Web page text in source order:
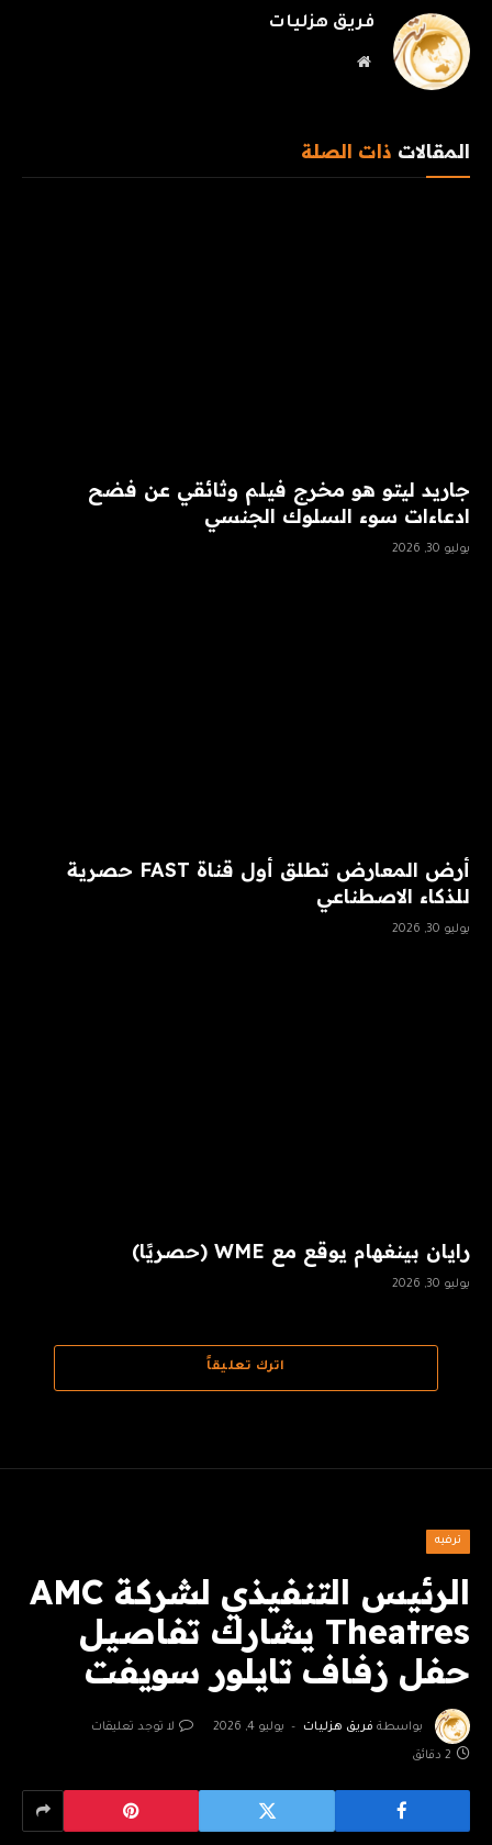
فريق هزليات
موقع
المقالات ذات الصلة
جاريد ليتو هو مخرج فيلم وثائقي عن فضح
ادعاءات سوء السلوك الجنسي
يوليو 30, 2026
أرض المعارض تطلق أول قناة FAST حصرية
للذكاء الاصطناعي
يوليو 30, 2026
رايان بينغهام يوقع مع WME (حصريًا)
يوليو 30, 2026
اترك تعليقاً
ترفيه
الرئيس التنفيذي لشركة AMC
Theatres يشارك تفاصيل
حفل زفاف تايلور سويفت
بواسطة فريق هزليات يوليو 4, 2026 لا توجد تعليقات
2 دقائق